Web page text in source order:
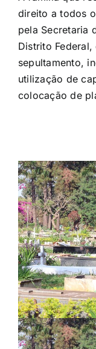
direito a todos
pela Secretaria
Distrito
sepultamento,
utilização de
colocação de